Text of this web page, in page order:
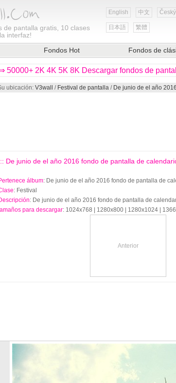
de pantalla gratis, 10 clases
interfaz!
English 中文 Český
日本語 繁體
Fondos Hot Fondos de
50000+ 2K 4K 5K 8K Descargar fondos de
ubicación: V3wall / Festival de pantalla / De junio de el año
De junio de el año 2016 fondo de pantalla de
álbum: De junio de el año 2016 fondo de pantalla de
: Festival
: De junio de el año 2016 fondo de pantalla de
para descargar: 1024x768 | 1280x800 | 1280x1024 |
Anterior